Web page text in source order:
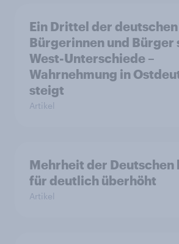
Ein Drittel der deutschen
Bürgerinnen und Bürger
West-Unterschiede –
Wahrnehmung in
steigt
Artikel
Mehrheit der Deutschen
für deutlich überhöht
Artikel